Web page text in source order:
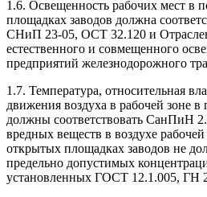
1.6. Освещенность рабочих мест в
площадках заводов должна
СНиП 23-05, ОСТ 32.120 и
естественного и совмещенного
предприятий железнодорожного
1.7. Температура, относительная
движения воздуха в рабочей зоне
должны соответствовать СанПиН
вредных веществ в воздухе
открытых площадках заводов не
предельно допустимых
установленных ГОСТ 12.1.005, ГН